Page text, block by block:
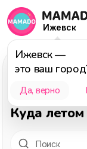
Ижевск
Ижевск—
это ваш
Да, верно
Досуг,
Взрослым,
Подборка,
Куда летом